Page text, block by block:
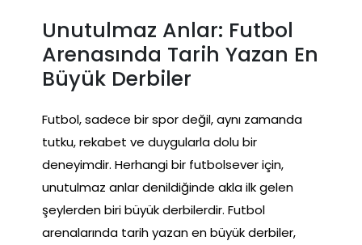
Unutulmaz Anlar: Futbol
Arenasında Tarih Yazan En
Büyük Derbiler
Futbol, sadece bir spor değil, aynı zamanda
tutku, rekabet ve duygularla dolu bir
deneyimdir. Herhangi bir futbolsever için,
unutulmaz anlar denildiğinde akla ilk gelen
şeylerden biri büyük derbilerdir. Futbol
arenalarında tarih yazan en büyük derbiler,